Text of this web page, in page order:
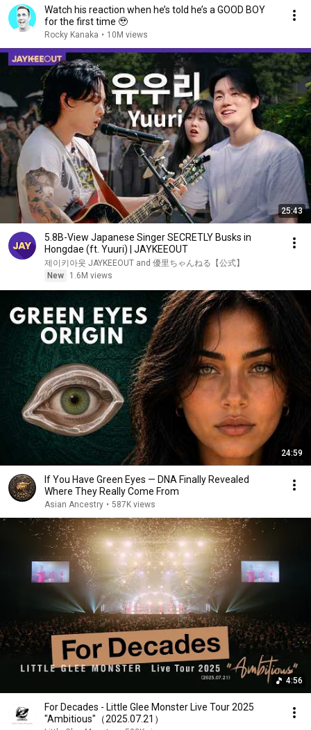
Watch his reaction when he’s told he’s a GOOD BOY
for the first time 🥹
Rocky Kanaka • 10M views
25:43
5.8B-View Japanese Singer SECRETLY Busks in
Hongdae (ft. Yuuri) | JAYKEEOUT
제이키아웃 JAYKEEOUT and 優里ちゃんねる【公式】
New
1.6M views
24:59
If You Have Green Eyes — DNA Finally Revealed
Where They Really Come From
Asian Ancestry • 587K views
4:56
For Decades - Little Glee Monster Live Tour 2025
"Ambitious"（2025.07.21）